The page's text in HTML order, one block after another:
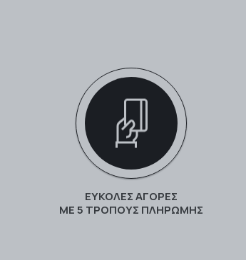
ΕΥΚΟΛΕΣ ΑΓΟΡΕΣ
ΜΕ 5 ΤΡΌΠΟΥΣ ΠΛΗΡΩΜΉΣ